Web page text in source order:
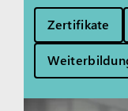
Zertifikate